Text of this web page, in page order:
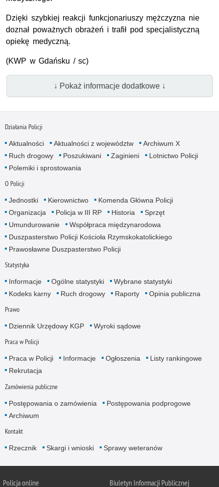
Dzięki szybkiej reakcji funkcjonariuszy mężczyzna nie
doznał poważnych obrażeń i trafił pod specjalistyczną
opiekę medyczną.
(KWP w Gdańsku / sc)
↓ Pokaż informacje dodatkowe ↓
Działania Policji
Aktualności Aktualności z województw
Archiwum X
Ruch drogowy
Poszukiwani Zaginieni
Lotnictwo Policji
Polemiki i sprostowania
O Policji
Jednostki Kierownictwo
Komenda Główna Policji
Organizacja
Policja w III RP Historia
Sprzęt
Umundurowanie
Współpraca międzynarodowa
Duszpasterstwo Policji Kościoła Rzymskokatolickiego
Prawosławne Duszpasterstwo Policji
Statystyka
Informacje Ogólne statystyki
Wybrane statystyki
Kodeks karny
Ruch drogowy Raporty Opinia publiczna
Prawo
Dziennik Urzędowy KGP Wyroki sądowe
Praca w Policji
Praca w Policji Informacje Ogłoszenia
Listy rankingowe
Rekrutacja
Zamówienia publiczne
Postępowania o zamówienia
Postępowania podprogowe
Archiwum
Kontakt
Rzecznik Skargi i wnioski Sprawy weteranów
Policjaonline Biuletyn Informacji Publicznej